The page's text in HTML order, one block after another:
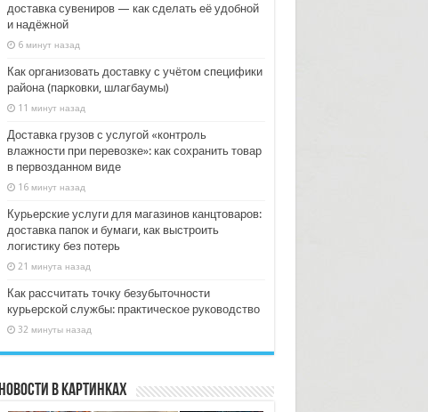
доставка сувениров — как сделать её удобной
и надёжной
6 минут назад
Как организовать доставку с учётом специфики
района (парковки, шлагбаумы)
11 минут назад
Доставка грузов с услугой «контроль
влажности при перевозке»: как сохранить товар
в первозданном виде
16 минут назад
Курьерские услуги для магазинов канцтоваров:
доставка папок и бумаги, как выстроить
логистику без потерь
21 минута назад
Как рассчитать точку безубыточности
курьерской службы: практическое руководство
32 минуты назад
Новости в картинках